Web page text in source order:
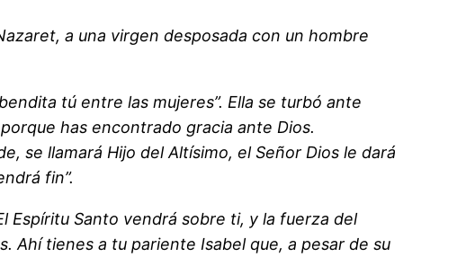
a una virgen desposada con un hombre
tú entre las mujeres”. Ella se turbó ante
has encontrado gracia ante Dios.
se llamará Hijo del Altísimo, el Señor Dios le dará
fin”.
Espíritu Santo vendrá sobre ti, y la fuerza del
Ahí tienes a tu pariente Isabel que, a pesar de su